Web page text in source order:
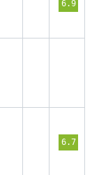
6.9
6.7